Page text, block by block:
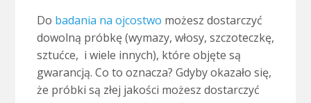
Do badania na ojcostwo możesz dostarczyć
dowolną próbkę (wymazy, włosy, szczoteczkę,
sztućce, i wiele innych), które objęte są
gwarancją. Co to oznacza? Gdyby okazało się,
że próbki są złej jakości możesz dostarczyć